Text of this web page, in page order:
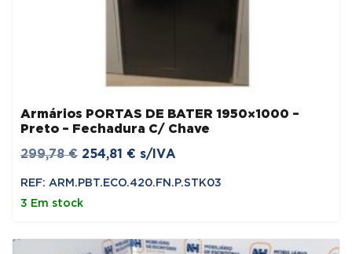
Armários PORTAS DE BATER 1950×1000 –
Preto – Fechadura C/ Chave
299,78€ O
254,81 € O
s/IVA
REF: ARM.PBT.ECO.420.FN.P.STK03
3 Em stock